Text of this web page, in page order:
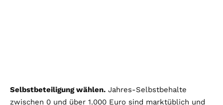
Selbstbeteiligung wählen. Jahres-Selbstbehalte
zwischen 0 und über 1.000 Euro sind marktüblich und